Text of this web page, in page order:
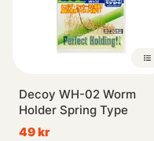
Decoy WH-02 Worm
Holder Spring Type
49 kr